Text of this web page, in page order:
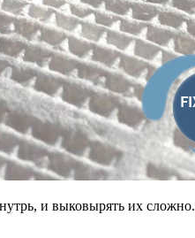
и выковырять их сложно.